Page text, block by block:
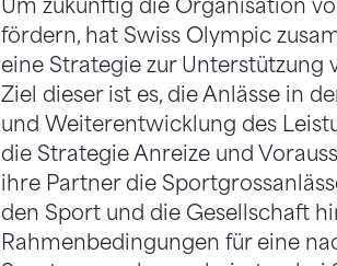
Um zukünftig die Organisation
fördern, hat Swiss Olympic
eine Strategie zur Unterstützung
Ziel dieser ist es, die Anlässe in
und Weiterentwicklung des
die Strategie Anreize und
ihre Partner die
den Sport und die Gesellschaft
Rahmenbedingungen für eine